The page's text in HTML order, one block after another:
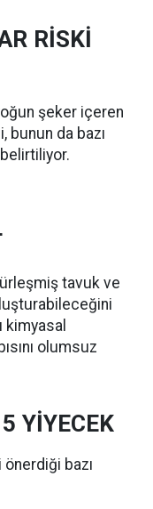
RİSKİ
şeker içeren
bunun da bazı
tavuk ve
kimyasal
olumsuz
YİYECEK
bazı